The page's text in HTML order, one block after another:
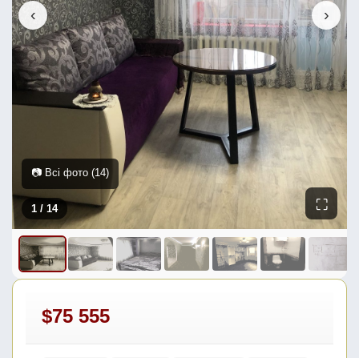
‹ ›
1 / 14 ⛶
📷 Всі фото (14)
$75 555